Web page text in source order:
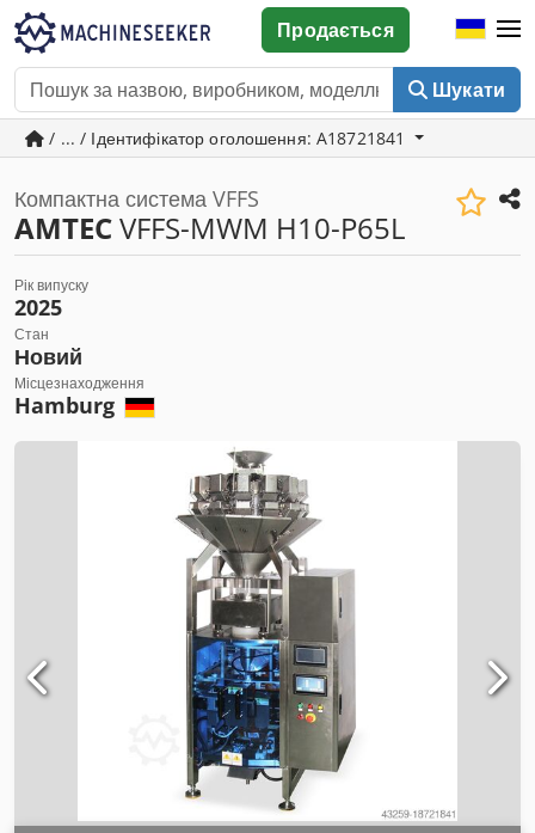
Шукати
Продається
/ ... / Ідентифікатор оголошення: A18721841
Компактна система VFFS
AMTECVFFS-MWM H10-P65L
Рік випуску
2025
Стан
Новий
Місцезнаходження
Hamburg